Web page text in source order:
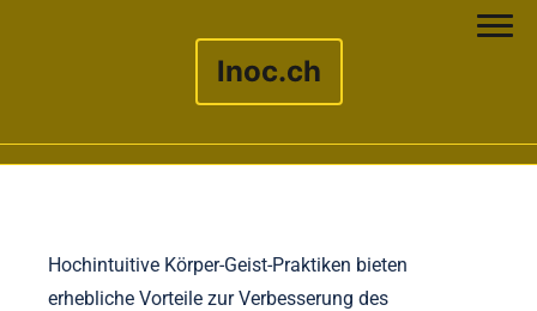
lnoc.ch
Hochintuitive Körper-Geist-Praktiken bieten
erhebliche Vorteile zur Verbesserung des